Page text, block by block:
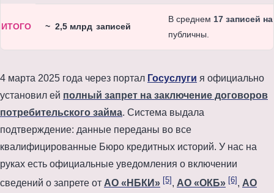
ИТОГО ~ 2,5 млрд записей
В среднем 17 записей
публичны.
4 марта 2025 года через портал Госуслуги я официально
установил ей полный запрет на заключение договоров
потребительского займа. Система выдала
подтверждение: данные переданы во все
квалифицированные Бюро кредитных историй. У нас на
руках есть официальные уведомления о включении
сведений о запрете от АО «НБКИ» [5], АО «ОКБ» [6], АО